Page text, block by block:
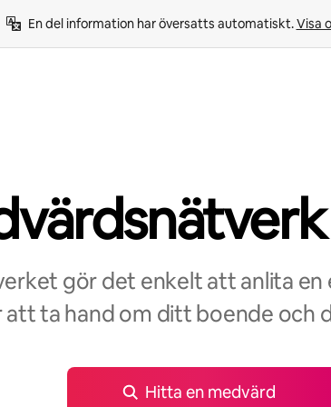
En del information har översatts automatiskt. Visa
gör det enkelt att anlita en
ta hand om ditt boende och
Hitta en medvärd